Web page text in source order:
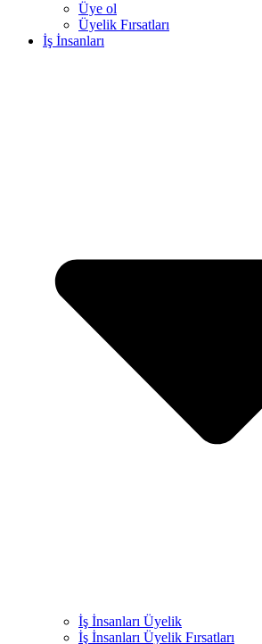
Üye ol
Üyelik Fırsatları
İş İnsanları
İş İnsanları Üyelik
İş İnsanları Üyelik Fırsatları